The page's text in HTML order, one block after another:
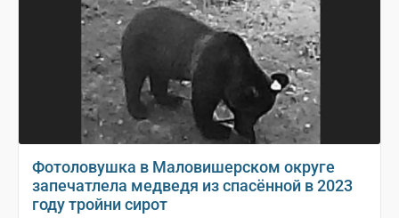
Фотоловушка в Маловишерском округе
запечатлела медведя из спасённой в 2023
году тройни сирот